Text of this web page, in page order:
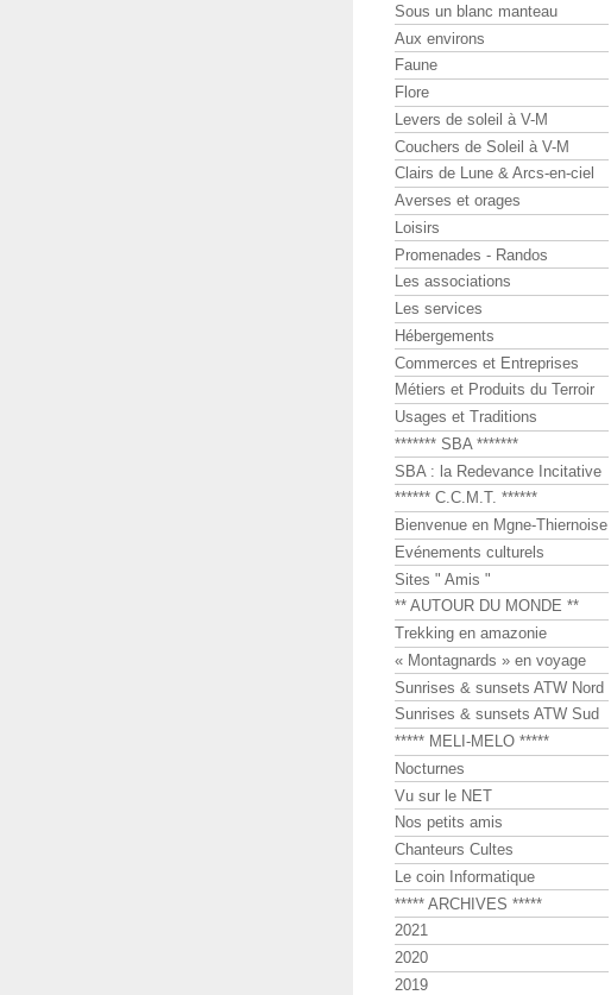
Sous un blanc manteau
Aux environs
Faune
Flore
Levers de soleil à V-M
Couchers de Soleil à V-M
Clairs de Lune & Arcs-en-ciel
Averses et orages
Loisirs
Promenades - Randos
Les associations
Les services
Hébergements
Commerces et Entreprises
Métiers et Produits du Terroir
Usages et Traditions
******* SBA *******
SBA : la Redevance Incitative
****** C.C.M.T. ******
Bienvenue en Mgne-Thiernoise
Evénements culturels
Sites " Amis "
** AUTOUR DU MONDE **
Trekking en amazonie
« Montagnards » en voyage
Sunrises & sunsets ATW Nord
Sunrises & sunsets ATW Sud
***** MELI-MELO *****
Nocturnes
Vu sur le NET
Nos petits amis
Chanteurs Cultes
Le coin Informatique
***** ARCHIVES *****
2021
2020
2019